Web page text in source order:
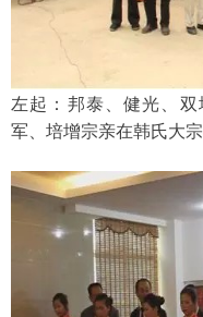
左起：邦泰、健光、
军、培增宗亲在韩氏大宗